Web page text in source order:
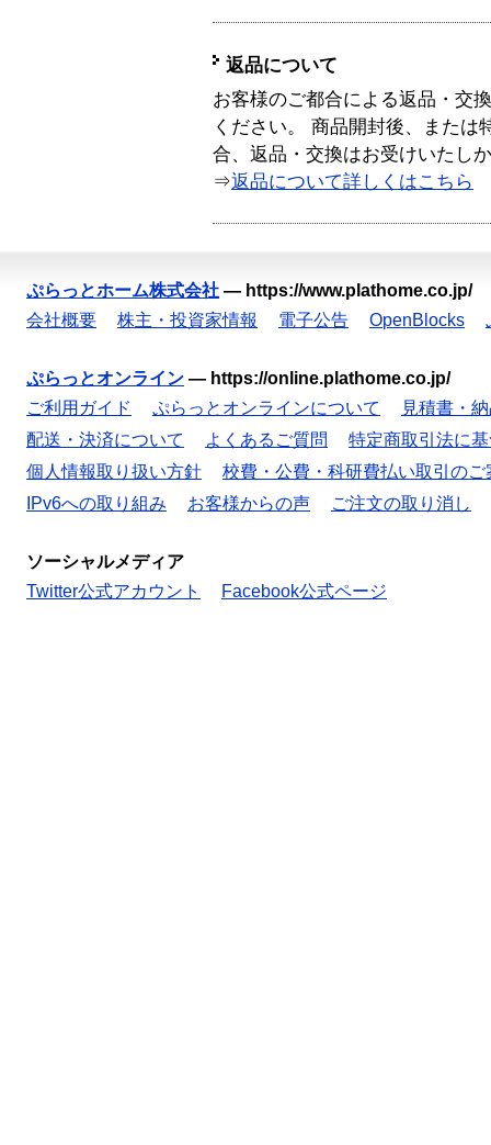
返品について
お客様のご都合による返品・交
ください。 商品開封後、または
合、返品・交換はお受けいたし
⇒返品について詳しくはこちら
ぷらっとホーム株式会社 — https://www.plathome.co.jp/
会社概要
株主・投資家情報 電子公告 OpenBlocks
ぷらっとオンライン — https://online.plathome.co.jp/
ご利用ガイド
ぷらっとオンラインについて
見積書・
配送・決済について
よくあるご質問
特定商取引法に
個人情報取り扱い方針
校費・公費・科研費払い取引のご
IPv6への取り組み
お客様からの声 ご注文の取り消し
ソーシャルメディア
Twitter公式アカウント
Facebook公式ページ